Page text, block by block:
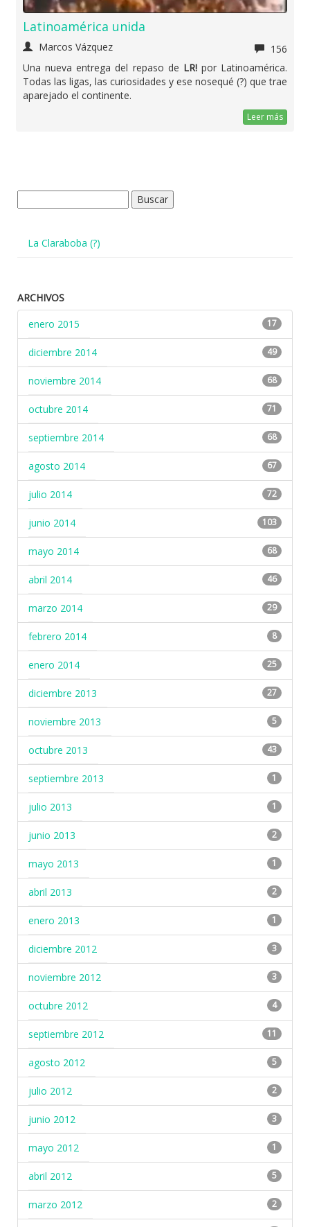
Latinoamérica unida
Marcos Vázquez
156
Una nueva entrega del repaso de LR!por Latinoamérica.
Todas las ligas, las curiosidades y ese nosequé (?) que trae
aparejado el continente.
Leer más
La Claraboba (?)
ARCHIVOS
enero 2015
17
diciembre 2014 49
noviembre 2014 68
octubre 2014 71
septiembre 2014 68
agosto 2014 67
julio 2014 72
junio 2014 103
mayo 2014 68
abril 2014 46
marzo 2014 29
febrero 2014 8
enero 2014 25
diciembre 2013 27
noviembre 2013 5
octubre 2013 43
septiembre 2013 1
julio 2013 1
junio 2013 2
mayo 2013 1
abril 2013 2
enero 2013 1
diciembre 2012 3
noviembre 2012 3
octubre 2012 4
septiembre 2012 11
agosto 2012 5
julio 2012 2
junio 2012 3
mayo 2012 1
abril 2012 5
marzo 2012 2